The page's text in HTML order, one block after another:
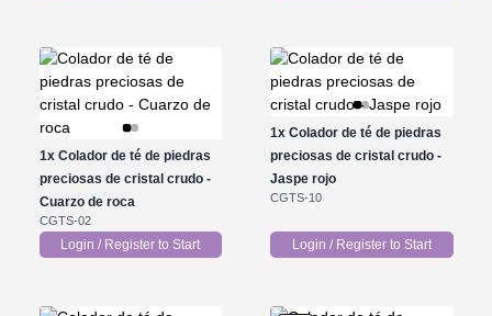
1xColador de té de piedras
preciosas de cristal crudo -
Cuarzo de roca
CGTS-02
Login / Register to Start
1x Colador de té de piedras
preciosas de cristal crudo -
Jaspe rojo
CGTS-10
Login / Register to Start